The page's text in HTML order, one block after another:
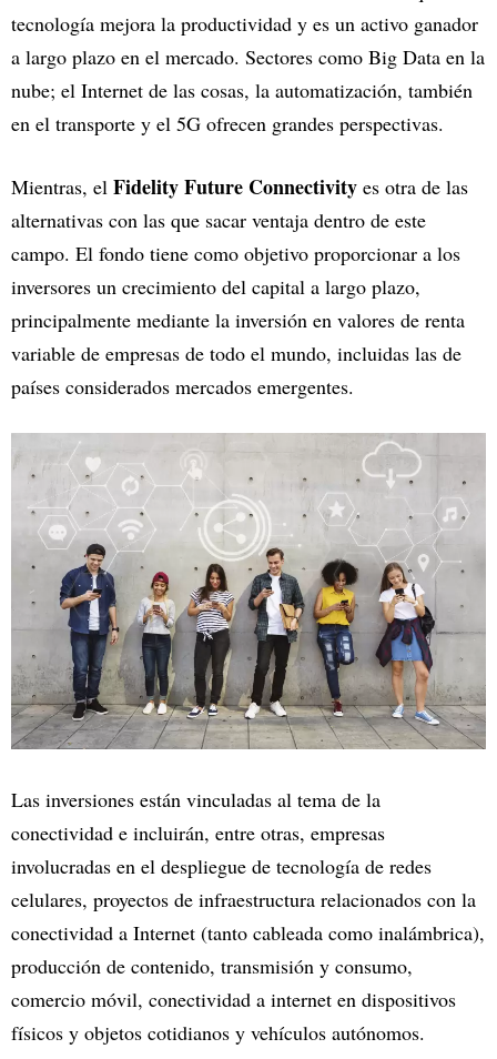
tecnología mejora la productividad y es un activo ganador
a largo plazo en el mercado. Sectores como Big Data en la
nube; el Internet de las cosas, la automatización, también
en el transporte y el 5G ofrecen grandes perspectivas.
Mientras, el Fidelity Future Connectivity es otra de las
alternativas con las que sacar ventaja dentro de este
campo. El fondo tiene como objetivo proporcionar a los
inversores un crecimiento del capital a largo plazo,
principalmente mediante la inversión en valores de renta
variable de empresas de todo el mundo, incluidas las de
países considerados mercados emergentes.
Las inversiones están vinculadas al tema de la
conectividad e incluirán, entre otras, empresas
involucradas en el despliegue de tecnología de redes
celulares, proyectos de infraestructura relacionados con la
conectividad a Internet (tanto cableada como inalámbrica),
producción de contenido, transmisión y consumo,
comercio móvil, conectividad a internet en dispositivos
físicos y objetos cotidianos y vehículos autónomos.